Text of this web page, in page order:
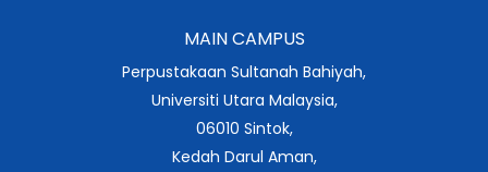
MAIN CAMPUS
Perpustakaan Sultanah Bahiyah,
Universiti Utara Malaysia,
06010 Sintok,
Kedah Darul Aman,